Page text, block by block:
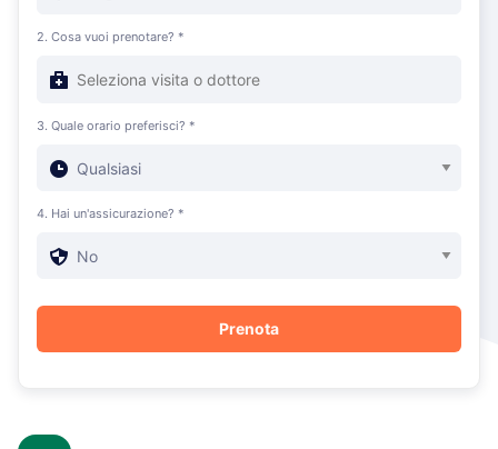
2. Cosa vuoi prenotare? *
3. Quale orario preferisci? *
4. Hai un'assicurazione? *